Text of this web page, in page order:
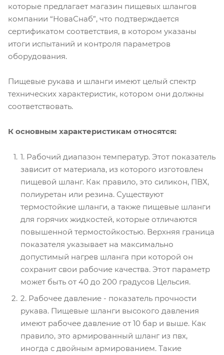
которые предлагает магазин пищевых шлангов
компании “НоваСнаб”, что подтверждается
сертификатом соответствия, в котором указаны
итоги испытаний и контроля параметров
оборудования.
Пищевые рукава и шланги имеют целый спектр
технических характеристик, котором они должны
соответствовать.
К основным характеристикам относятся:
1. Рабочий диапазон температур. Этот показатель
зависит от материала, из которого изготовлен
пищевой шланг. Как правило, это силикон, ПВХ,
полиуретан или резина. Существуют
термостойкие шланги, а также пищевые шланги
для горячих жидкостей, которые отличаются
повышенной термостойкостью. Верхняя граница
показателя указывает на максимально
допустимый нагрев шланга при которой он
сохранит свои рабочие качества. Этот параметр
может быть от 40 до 200 градусов Цельсия.
2. Рабочее давление - показатель прочности
рукава. Пищевые шланги высокого давления
имеют рабочее давление от 10 бар и выше. Как
правило, это армированный шланг из пвх,
иногда с двойным армированием. Такие